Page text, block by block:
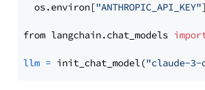
  os.environ[
"ANTHROPIC_API_KEY"
from langchain.chat_models
llm = init_chat_model("claude-